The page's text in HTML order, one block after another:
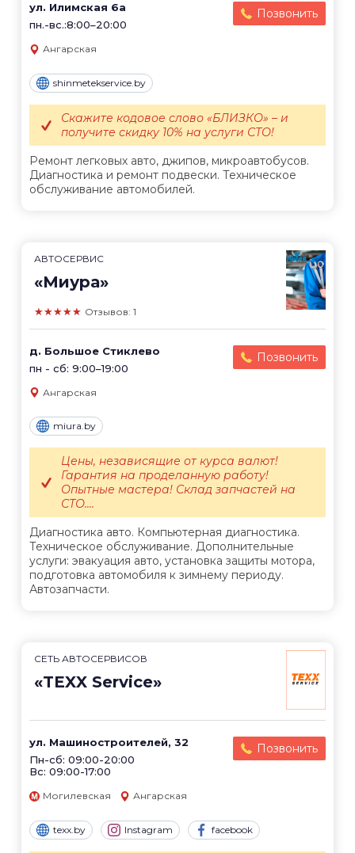
ул. Илимская 6а
пн.-вс.:8:00–20:00
Позвонить
Ангарская
shinmetekservice.by
Ремонт легковых авто, джипов, микроавтобусов.
Диагностика и ремонт подвески. Техническое
обслуживание автомобилей.
Скажите кодовое слово «БЛИЗКО» – и
получите скидку 10% на услуги СТО!
АВТОСЕРВИС
«Миура»
★★★★★ Отзывов: 1
д. Большое Стиклево
пн - сб: 9:00–19:00
Позвонить
Ангарская
miura.by
Диагностика авто. Компьютерная диагностика.
Техническое обслуживание. Дополнительные
услуги: эвакуация авто, установка защиты мотора,
подготовка автомобиля к зимнему периоду.
Автозапчасти.
Цены, независящие от курса валют!
Гарантия на проделанную работу!
Опытные мастера! Склад запчастей на
СТО....
СЕТЬ АВТОСЕРВИСОВ
«TEXX Service»
ул. Машиностроителей, 32
Пн-сб: 09:00-20:00
Вс: 09:00-17:00
Позвонить
Могилевская Ангарская
texx.by Instagram facebook